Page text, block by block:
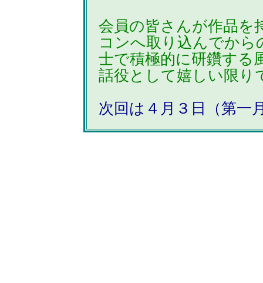
会員の皆さんが作品を
コンへ取り込んでから
士で積極的に研鑽する
話役として嬉しい限り
次回は４月３日（第一